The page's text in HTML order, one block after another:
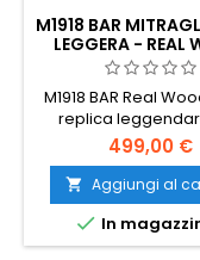
M1918 BAR
LEGGERA - REAL
M1918 BAR Real
replica
Browning
della Seconda
Mondiale. Corpo
vero legno
peso realistico
bipiede in acciaio
499,00 €
 Aggiungi al
 In